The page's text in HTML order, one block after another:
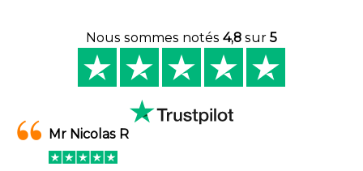
Nous sommes notés 4,8 sur 5
Mr Nicolas R